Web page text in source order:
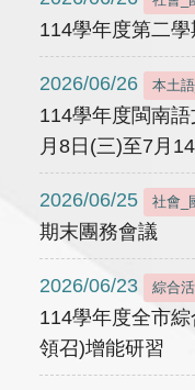
114學年度第二
2026/06/26 本土
114學年度閩南
月8日(三)至7月
2026/06/25 社會_
期末團務會議
2026/06/23 綜合
114學年度全市
領召)增能研習